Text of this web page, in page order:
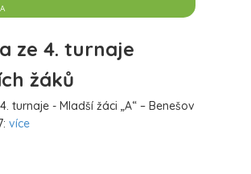
ze 4. turnaje
žáků
turnaje - Mladší žáci „A“ – Benešov
více